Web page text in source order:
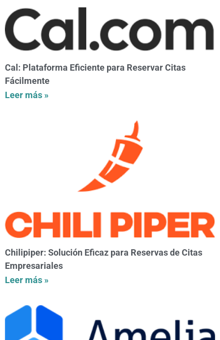
Cal: Plataforma Eficiente para Reservar Citas
Fácilmente
Leer más »
Chilipiper: Solución Eficaz para Reservas de Citas
Empresariales
Leer más »